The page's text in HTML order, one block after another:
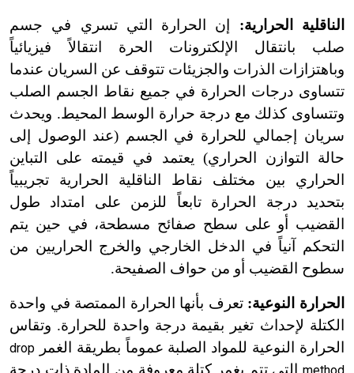
الناقلية الحرارية: إن الحرارة التي تسري في جسم
صلب بانتقال الإلكترونات الحرة انتقالاً فيزيائياً
وباهتزازات الذرات والجزيئات تتوقف عن السريان عندما
تتساوى درجات الحرارة في جميع نقاط الجسم الصلب
وتتساوى كذلك مع درجة حرارة الوسط المحيط. ويحدث
سريان إجمالي للحرارة في الجسم (عند الوصول إلى
حالة التوازن الحراري) يعتمد في قيمته على التباين
الحراري بين مختلف نقاط الناقلية الحرارية تجريبياً
بتحديد درجة الحرارة تابعاً للزمن على امتداد طول
القضيب أو على سطح صفائح مسطحة، في حين يتم
التحكم آنياً في الدخل الخارجي والخرج الحراريين من
سطوح القضيب أو من حواف الصفيحة.
الحرارة النوعية: تعرف بأنها الحرارة الممتصة في واحدة
الكتلة لإحداث تغير بقيمة درجة واحدة للحرارة. وتقاس
الحرارة النوعية للمواد الصلبة عموماً بطريقة الغمر drop
التي تتم بغمر كتلة معروفة من المادة ذات درجة